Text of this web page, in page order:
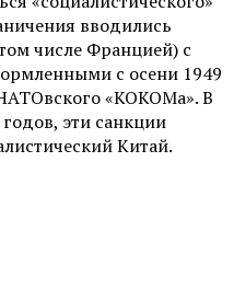
вводились
числе Францией) с
с осени 1949
«КОКОМа». В
эти санкции
Китай.